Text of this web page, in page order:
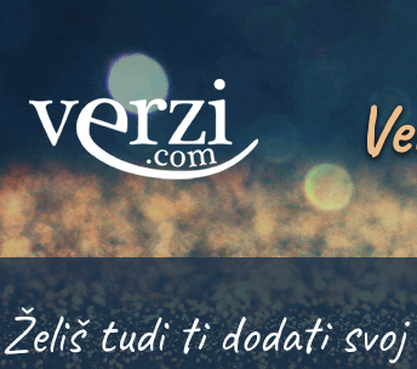
Želiš tudi ti dodati svoj